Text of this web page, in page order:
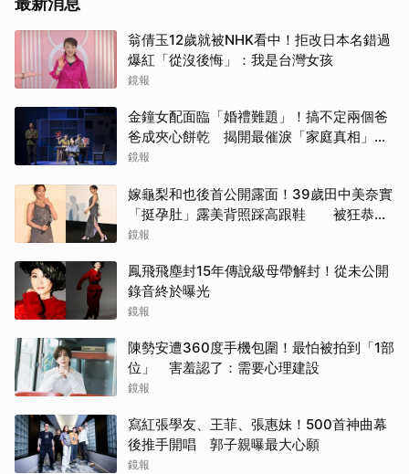
翁倩玉12歲就被NHK看中！拒改日本名錯過
爆紅「從沒後悔」：我是台灣女孩
鏡報
金鐘女配面臨「婚禮難題」！搞不定兩個爸
爸成夾心餅乾 揭開最催淚「家庭真相」惹
全場淚崩
鏡報
嫁龜梨和也後首公開露面！39歲田中美奈實
「挺孕肚」露美背照踩高跟鞋 被狂恭喜
甜笑：謝謝大家
鏡報
鳳飛飛塵封15年傳說級母帶解封！從未公開
錄音終於曝光
鏡報
陳勢安遭360度手機包圍！最怕被拍到「1部
位」 害羞認了：需要心理建設
鏡報
寫紅張學友、王菲、張惠妹！500首神曲幕
後推手開唱 郭子親曝最大心願
鏡報